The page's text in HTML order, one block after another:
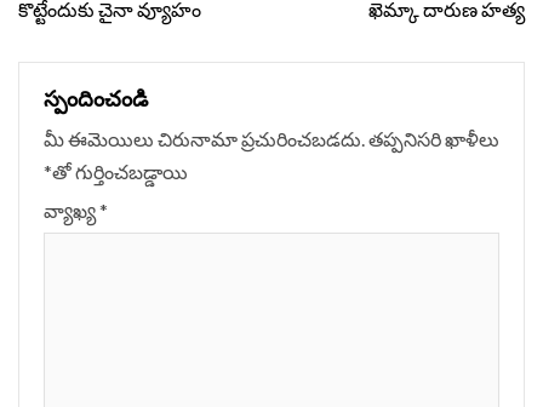
కొట్టేందుకు చైనా వ్యూహం ఖెమ్కా దారుణ హత్య
స్పందించండి
మీ ఈమెయిలు చిరునామా ప్రచురించబడదు. తప్పనిసరి ఖాళీలు
*‌తో గుర్తించబడ్డాయి
వ్యాఖ్య*